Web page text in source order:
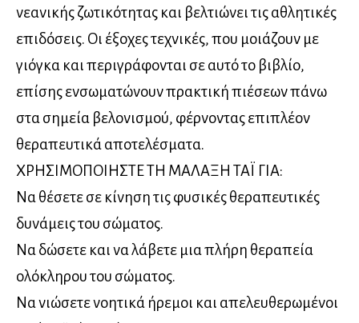
νεανικής ζωτικότητας και βελτιώνει τις αθλητικές
επιδόσεις. Οι έξοχες τεχνικές, που μοιάζουν με
γιόγκα και περιγράφονται σε αυτό το βιβλίο,
επίσης ενσωματώνουν πρακτική πιέσεων πάνω
στα σημεία βελονισμού, φέρνοντας επιπλέον
θεραπευτικά αποτελέσματα.
ΧΡΗΣΙΜΟΠΟΙHΣΤΕ ΤΗ ΜΑΛΑΞΗ ΤΑΪ ΓΙΑ:
Να θέσετε σε κίνηση τις φυσικές θεραπευτικές
δυνάμεις του σώματος.
Να δώσετε και να λάβετε μια πλήρη θεραπεία
ολόκληρου του σώματος.
Να νιώσετε νοητικά ήρεμοι και απελευθερωμένοι